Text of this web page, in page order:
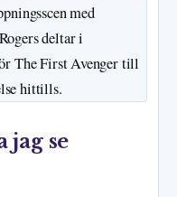
med
deltar i
The First Avenger till
hittills.
jag se